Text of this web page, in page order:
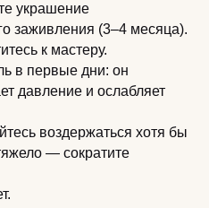
украшение
заживления (3–4 месяца).
к мастеру.
в первые дни: он
давление и ослабляет
воздержаться хотя бы
— сократите